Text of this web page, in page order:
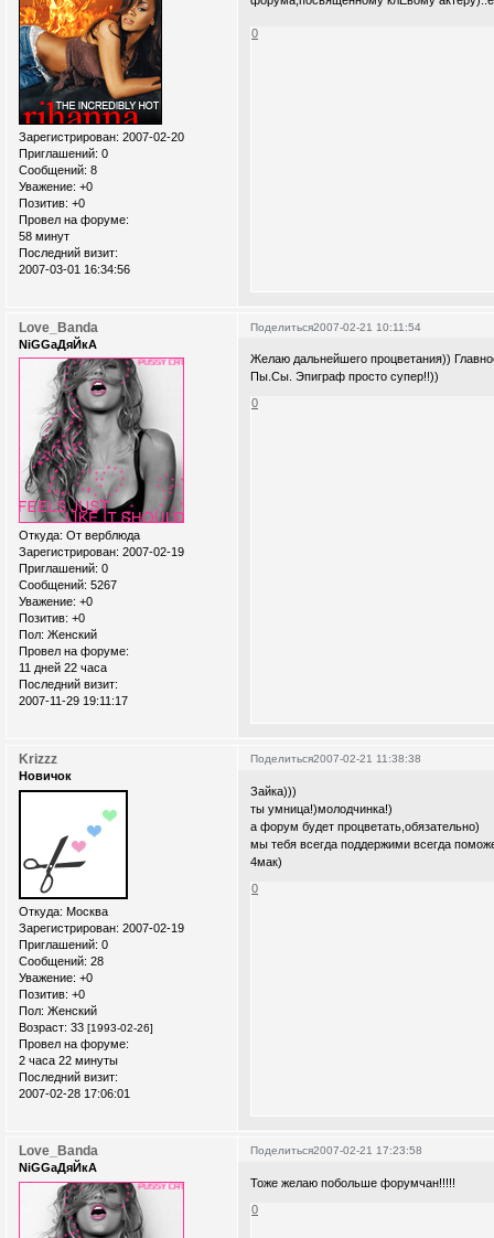
Зарегистрирован: 2007-02-20
Приглашений: 0
Сообщений: 8
Уважение: +0
Позитив: +0
Провел на форуме:
58 минут
Последний визит:
2007-03-01 16:34:56
0
Поделиться2007-02-21 10:11:54
Love_Banda
NiGGaДяЙкА
Откуда: От верблюда
Зарегистрирован: 2007-02-19
Приглашений: 0
Сообщений: 5267
Уважение: +0
Позитив: +0
Пол: Женский
Провел на форуме:
11 дней 22 часа
Последний визит:
2007-11-29 19:11:17
Желаю дальнейшего процветания))
Пы.Сы. Эпиграф просто супер!!))
0
Поделиться2007-02-21 11:38:38
Krizzz
Новичок
Откуда: Москва
Зарегистрирован: 2007-02-19
Приглашений: 0
Сообщений: 28
Уважение: +0
Позитив: +0
Пол: Женский
Возраст: 33 [1993-02-26]
Провел на форуме:
2 часа 22 минуты
Последний визит:
2007-02-28 17:06:01
Зайка)))
ты умница!)молодчинка!)
а форум будет процветать,обязательно)
мы тебя всегда поддержими всегда
4мак)
0
Поделиться2007-02-21 17:23:58
Love_Banda
NiGGaДяЙкА
Тоже желаю побольше форумчан!!!!!
0